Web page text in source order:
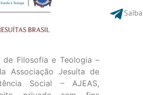
de Filosofia e Teologia –
Associação Jesuíta de
Social – AJEAS,